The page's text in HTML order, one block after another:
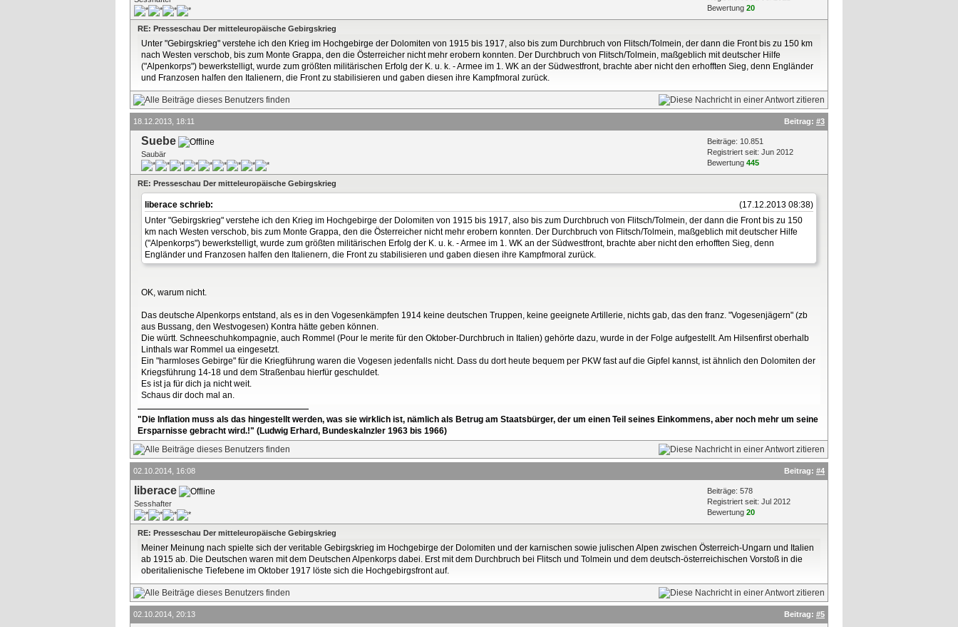
Bewertung 20
RE: Presseschau Der mitteleuropäische Gebirgskrieg
Unter "Gebirgskrieg" verstehe ich den Krieg im Hochgebirge der Dolomiten von 1915 bis 1917, also bis zum Durchbruch von Flitsch/Tolmein, der dann die Front bis zu 150 km
nach Westen verschob, bis zum Monte Grappa, den die Österreicher nicht mehr erobern konnten. Der Durchbruch von Flitsch/Tolmein, maßgeblich mit deutscher Hilfe
("Alpenkorps") bewerkstelligt, wurde zum größten militärischen Erfolg der K. u. k. - Armee im 1. WK an der Südwestfront, brachte aber nicht den erhofften Sieg, denn Engländer
und Franzosen halfen den Italienern, die Front zu stabilisieren und gaben diesen ihre Kampfmoral zurück.
18.12.2013, 18:11 Beitrag: #3
Suebe
Saubär
Beiträge: 10.851
Registriert seit: Jun 2012
Bewertung 445
RE: Presseschau Der mitteleuropäische Gebirgskrieg
(17.12.2013 08:38)
liberace schrieb:
Unter "Gebirgskrieg" verstehe ich den Krieg im Hochgebirge der Dolomiten von 1915 bis 1917, also bis zum Durchbruch von Flitsch/Tolmein, der dann die Front bis zu 150
km nach Westen verschob, bis zum Monte Grappa, den die Österreicher nicht mehr erobern konnten. Der Durchbruch von Flitsch/Tolmein, maßgeblich mit deutscher Hilfe
("Alpenkorps") bewerkstelligt, wurde zum größten militärischen Erfolg der K. u. k. - Armee im 1. WK an der Südwestfront, brachte aber nicht den erhofften Sieg, denn
Engländer und Franzosen halfen den Italienern, die Front zu stabilisieren und gaben diesen ihre Kampfmoral zurück.
OK, warum nicht.
Das deutsche Alpenkorps entstand, als es in den Vogesenkämpfen 1914 keine deutschen Truppen, keine geeignete Artillerie, nichts gab, das den franz. "Vogesenjägern" (zb
aus Bussang, den Westvogesen) Kontra hätte geben können.
Die württ. Schneeschuhkompagnie, auch Rommel (Pour le merite für den Oktober-Durchbruch in Italien) gehörte dazu, wurde in der Folge aufgestellt. Am Hilsenfirst oberhalb
Linthals war Rommel ua eingesetzt.
Ein "harmloses Gebirge" für die Kriegführung waren die Vogesen jedenfalls nicht. Dass du dort heute bequem per PKW fast auf die Gipfel kannst, ist ähnlich den Dolomiten der
Kriegsführung 14-18 und dem Straßenbau hierfür geschuldet.
Es ist ja für dich ja nicht weit.
Schaus dir doch mal an.
"Die Inflation muss als das hingestellt werden, was sie wirklich ist, nämlich als Betrug am Staatsbürger, der um einen Teil seines Einkommens, aber noch mehr um seine
Ersparnisse gebracht wird.!" (Ludwig Erhard, Bundeskalnzler 1963 bis 1966)
02.10.2014, 16:08 Beitrag: #4
liberace
Sesshafter
Beiträge: 578
Registriert seit: Jul 2012
Bewertung 20
RE: Presseschau Der mitteleuropäische Gebirgskrieg
Meiner Meinung nach spielte sich der veritable Gebirgskrieg im Hochgebirge der Dolomiten und der karnischen sowie julischen Alpen zwischen Österreich-Ungarn und Italien
ab 1915 ab. Die Deutschen waren mit dem Deutschen Alpenkorps dabei. Erst mit dem Durchbruch bei Flitsch und Tolmein und dem deutsch-österreichischen Vorstoß in die
oberitalienische Tiefebene im Oktober 1917 löste sich die Hochgebirgsfront auf.
02.10.2014, 20:13 Beitrag: #5